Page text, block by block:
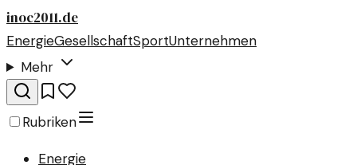
inoc2011.de
EnergieGesellschaftSportUnternehmen
Mehr
Rubriken
Energie